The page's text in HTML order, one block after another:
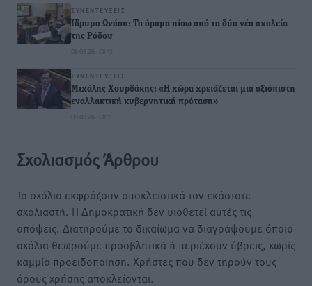
ΣΥΝΕΝΤΕΎΞΕΙΣ
Ιδρυμα Ωνάση: Το όραμα πίσω από τα δύο νέα σχολεία
της Ρόδου
09.08.26 · 08:13
ΣΥΝΕΝΤΕΎΞΕΙΣ
Μιχάλης Χουρδάκης: «Η χώρα χρειάζεται μια αξιόπιστη
εναλλακτική κυβερνητική πρόταση»
09.08.26 · 08:11
Σχολιασμός Άρθρου
Τα σχόλια εκφράζουν αποκλειστικά τον εκάστοτε
σχολιαστή. Η Δημοκρατική δεν υιοθετεί αυτές τις
απόψεις. Διατηρούμε το δικαίωμα να διαγράψουμε όποια
σχόλια θεωρούμε προσβλητικά ή περιέχουν ύβρεις, χωρίς
καμμία προειδοποίηση. Χρήστες που δεν τηρούν τους
όρους χρήσης αποκλείονται.